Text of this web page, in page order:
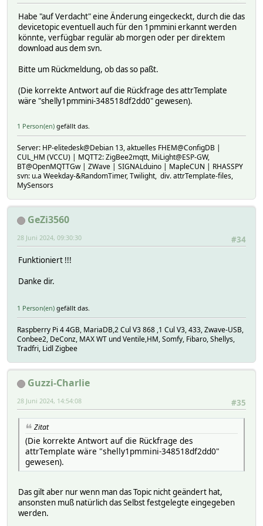
# aenergy_by_minute_1:
# logdb:
# TIME 1719488400.17394
# VALUE 0.000
# logdb:
# VALUE 0.000
# aenergy_by_minute_3:
# TIME 1719488400.17394
# VALUE 0.000
# aenergy_minute_ts:
# logdb:
# TIME 1719488400.17394
# VALUE 1719488400
# aenergy_total:
# logdb:
# VALUE 6.000
# logdb:
# VALUE 0.0
# logdb:
# VALUE {}
# cfg_rev:
# logdb:
# TIME 1719487360.07225
# VALUE 15
# logdb:
# TIME 1719487360.1744
# current:
# logdb:
# TIME 1719488400.17394
# VALUE 0.000
# dst:
# logdb:
# TIME 1719488400.08592
# logdb:
# TIME 1719488400.17394
# VALUE 50.0
Habe "auf Verdacht" eine Änderung eingeckeckt, durch die das
devicetopic eventuell auch für den 1pmmini erkannt werden
könnte, verfügbar regulär ab morgen oder per direktem
download aus dem svn.
Bitte um Rückmeldung, ob das so paßt.
(Die korrekte Antwort auf die Rückfrage des attrTemplate
wäre "shelly1pmmini-348518df2dd0" gewesen).
1 Person(en) gefällt das.
Server: HP-elitedesk@Debian 13, aktuelles FHEM@ConfigDB |
CUL_HM (VCCU) | MQTT2: ZigBee2mqtt, MiLight@ESP-GW,
BT@OpenMQTTGw | ZWave | SIGNALduino | MapleCUN | RHASSPY
svn: u.a Weekday-&RandomTimer, Twilight, div. attrTemplate-files,
MySensors
GeZi3560
#34
28 Juni 2024, 09:30:30
Funktioniert !!!
Danke dir.
1 Person(en) gefällt das.
Raspberry Pi 4 4GB, MariaDB,2 Cul V3 868 ,1 Cul V3, 433, Zwave-USB,
Conbee2, DeConz, MAX WT und Ventile,HM, Somfy, Fibaro, Shellys,
Tradfri, Lidl Zigbee
Guzzi-Charlie
#35
28 Juni 2024, 14:54:08
Zitat
(Die korrekte Antwort auf die Rückfrage des
attrTemplate wäre "shelly1pmmini-348518df2dd0"
gewesen).
Das gilt aber nur wenn man das Topic nicht geändert hat,
ansonsten muß natürlich das Selbst festgelegte eingegeben
werden.